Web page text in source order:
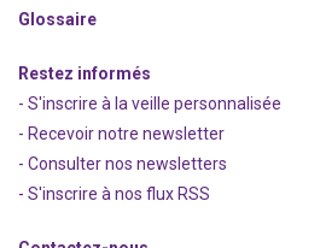
Glossaire
Restez informés
- S'inscrire à la veille personnalisée
- Recevoir notre newsletter
- Consulter nos newsletters
- S'inscrire à nos flux RSS